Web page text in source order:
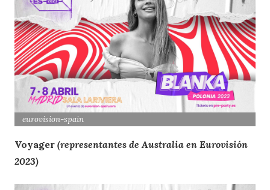
eurovision-spain
Voyager (representantes de Australia en Eurovisión
2023)